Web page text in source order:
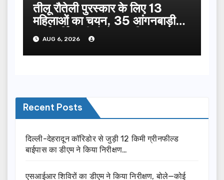
तीलू रौतेली पुरस्कार के लिए 13
महिलाओं का चयन, 35 आंगनबाड़ी
कार्यकर्तियां भी होंगी सम्मानित…
AUG 6, 2026
Recent Posts
दिल्ली-देहरादून कॉरिडोर से जुड़ी 12 किमी ग्रीनफील्ड
बाईपास का डीएम ने किया निरीक्षण…
एसआईआर शिविरों का डीएम ने किया निरीक्षण, बोले—कोई